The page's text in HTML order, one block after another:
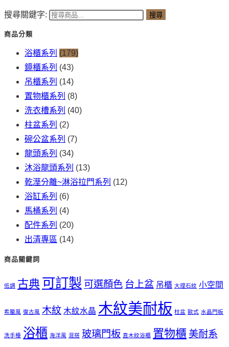
搜尋關鍵字: 搜尋
商品分類
浴櫃系列 (179)
鏡櫃系列 (43)
吊櫃系列 (14)
置物櫃系列 (8)
洗衣槽系列 (40)
柱盆系列 (2)
碗公盆系列 (7)
龍頭系列 (34)
沐浴龍頭系列 (13)
乾溼分離~淋浴拉門系列 (12)
浴缸系列 (6)
馬桶系列 (4)
配件系列 (20)
出清專區 (14)
商品關鍵詞
低調 古典 可訂製 可選顏色 台上盆 吊櫃 大理石紋 小空間
希臘風 復古風 木紋 木紋水晶 木紋美耐板 柱盆 歐式 水晶門板
洗手檯 浴櫃 海洋風 混搭 玻璃門板 直木紋浴櫃 置物櫃 美耐系